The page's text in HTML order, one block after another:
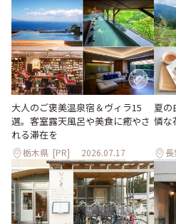
大人のご褒美温泉宿＆ヴィラ15
選。客室露天風呂や美食に癒やさ
れる滞在を
栃木県 [PR] 2026.07.17
夏の
憐な